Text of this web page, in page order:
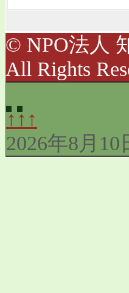
© NPO法人
All Rights
↑↑↑
2026年8月10